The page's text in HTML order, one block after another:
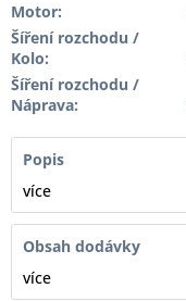
Motor:
Šíření rozchodu /
Kolo:
Šíření rozchodu /
Náprava:
Popis
více
Obsah dodávky
více